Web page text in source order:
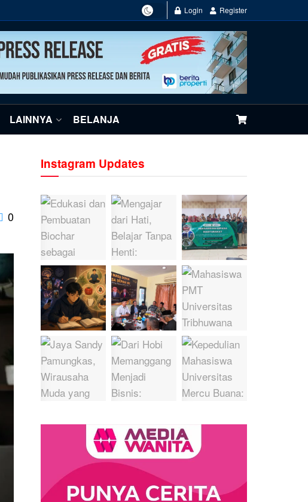
Login Register
LAINNYA BELANJA
0
Instagram Updates